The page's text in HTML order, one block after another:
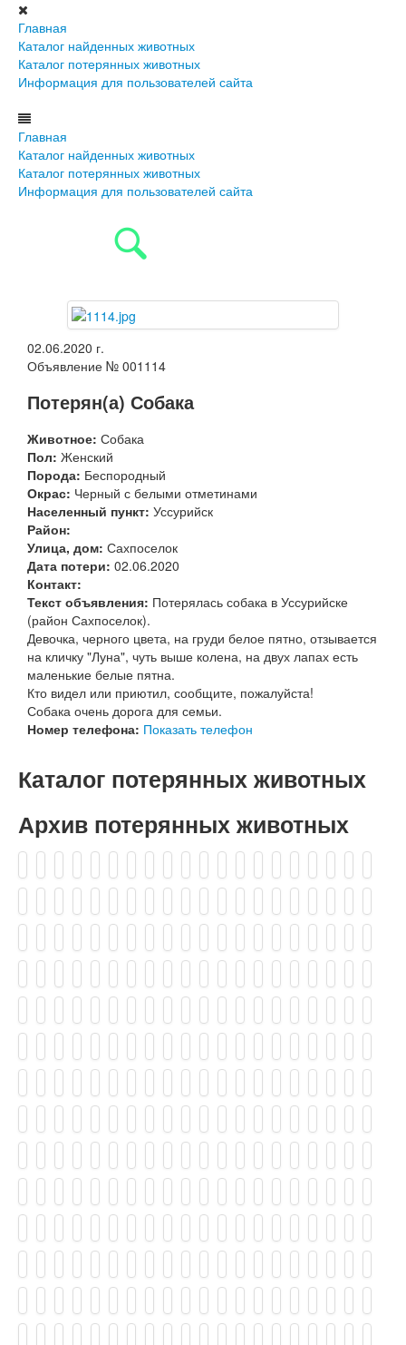
Главная
Каталог найденных животных
Каталог потерянных животных
Информация для пользователей сайта
Главная
Каталог найденных животных
Каталог потерянных животных
Информация для пользователей сайта
02.06.2020 г.
Объявление № 001114
Потерян(а) Собака
Животное: Собака
Пол: Женский
Порода: Беспородный
Окрас: Черный с белыми отметинами
Населенный пункт: Уссурийск
Район:
Улица, дом: Сахпоселок
Дата потери: 02.06.2020
Контакт:
Текст объявления: Потерялась собака в Уссурийске
(район Сахпоселок).
Девочка, черного цвета, на груди белое пятно, отзывается
на кличку "Луна", чуть выше колена, на двух лапах есть
маленькие белые пятна.
Кто видел или приютил, сообщите, пожалуйста!
Собака очень дорога для семьи.
Номер телефона: Показать телефон
Каталог потерянных животных
Архив потерянных животных